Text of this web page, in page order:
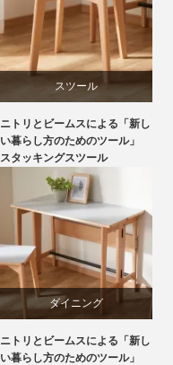
ライフスタイル
家具
スツール
ニトリ
ビーチ
ブランディング
マーケティング
ライフスタイル
ニトリとビームスによる「新し
い暮らし方のためのツール」
スタッキングスツール
ダイニング
テーブル
ニトリとビームスによる「新し
い暮らし方のためのツール」